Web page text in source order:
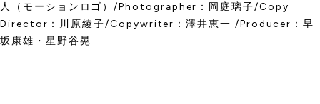
人（モーションロゴ）/Photographer：岡庭璃子/Copy
Director：川原綾子/Copywriter：澤井恵一 /Producer：早
坂康雄・星野谷晃